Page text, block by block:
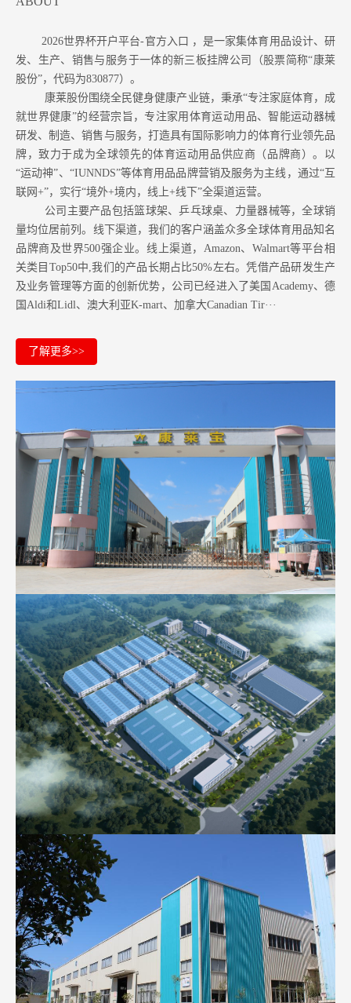
2026世界杯开户平台-官方入口 ，是一家集体育用品设计、研
发、生产、销售与服务于一体的新三板挂牌公司（股票简称“康莱
股份”，代码为830877）。
康莱股份围绕全民健身健康产业链，秉承“专注家庭体育，成
就世界健康”的经营宗旨，专注家用体育运动用品、智能运动器械
研发、制造、销售与服务，打造具有国际影响力的体育行业领先品
牌，致力于成为全球领先的体育运动用品供应商（品牌商）。以
“运动神”、“IUNNDS”等体育用品品牌营销及服务为主线，通过“互
联网+”，实行“境外+境内，线上+线下”全渠道运营。
公司主要产品包括篮球架、乒乓球桌、力量器械等，全球销
量均位居前列。 线下渠道，我们的客户涵盖众多全球体育用品知名
品牌商及世界500强企业。 线上渠道，Amazon、Walmart等平台相
关类目Top50中,我们的产品长期占比50%左右。凭借产品研发生产
及业务管理等方面的创新优势，公司已经进入了美国Academy、德
国Aldi和Lidl、澳大利亚K-mart、加拿大Canadian Tir···
了解更多>>